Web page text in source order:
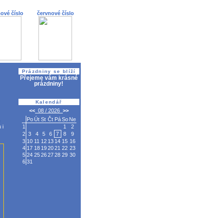
číslo červnové číslo
i
Prázdniny se blíží
Přejeme vám krásné
prázdniny!
Kalendář